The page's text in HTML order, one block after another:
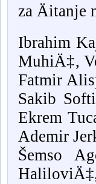
za Äitanje
Ibrahim
MuhiÄ‡,
Fatmir
Sakib
Ekrem
Ademir
Šemso